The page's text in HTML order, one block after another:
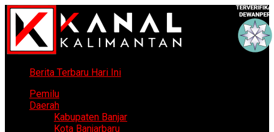
Berita Terbaru Hari Ini
Pemilu
Daerah
Kabupaten Banjar
Kota Banjarbaru